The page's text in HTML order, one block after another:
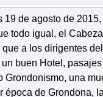
19 de agosto de
todo igual, el
a los dirigentes
buen Hotel,
una
época de Grondona,